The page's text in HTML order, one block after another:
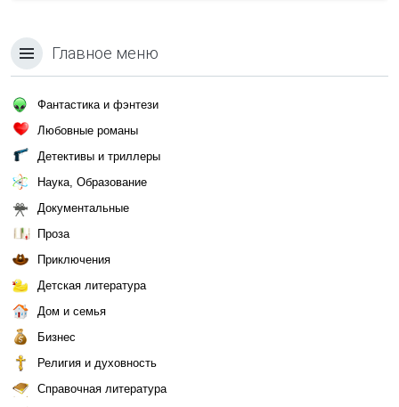
Главное меню
Фантастика и фэнтези
Любовные романы
Детективы и триллеры
Наука, Образование
Документальные
Проза
Приключения
Детская литература
Дом и семья
Бизнес
Религия и духовность
Справочная литература